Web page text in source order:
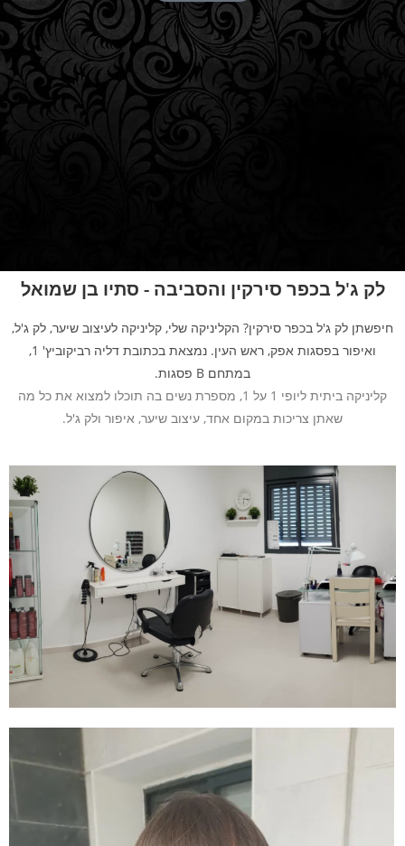
לק ג'ל בכפר סירקין והסביבה - סתיו בן שמואל
חיפשתן לק ג'ל בכפר סירקין? הקליניקה שלי, קליניקה לעיצוב שיער, לק ג'ל,
ואיפור בפסגות אפק, ראש העין. נמצאת בכתובת דליה רביקוביץ' 1,
במתחם B פסגות.
קליניקה ביתית ליופי 1 על 1, מספרת נשים בה תוכלו למצוא את כל מה
שאתן צריכות במקום אחד, עיצוב שיער, איפור ולק ג'ל.